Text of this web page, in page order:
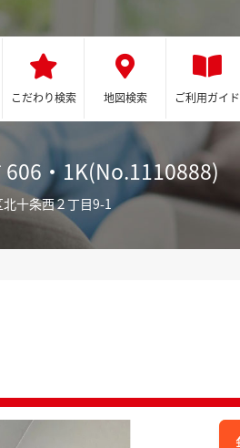
こだわり検索 地図検索 ご利用ガイド
606・1K(No.1110888)
十条西２丁目9-1